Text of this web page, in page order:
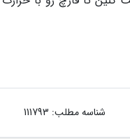
شناسه مطلب: 111793